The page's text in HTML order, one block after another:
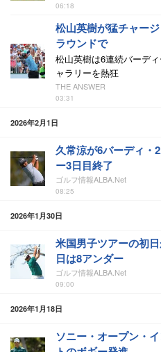
06:18
松山英樹が猛チャー
ラウンドで
松山英樹は6連続バーデ
ャラリーを熱狂
THE ANSWER
03:31
2026年2月1日
久常涼が6バーディ・
ー3日目終了
ゴルフ情報ALBA.Net
08:25
2026年1月30日
米国男子ツアーの初
日は8アンダー
ゴルフ情報ALBA.Net
09:00
2026年1月18日
ソニー・オープン・